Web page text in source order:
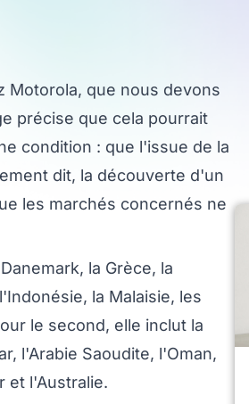
Motorola, que nous devons
précise que cela pourrait
condition : que l'issue de la
dit, la découverte d'un
les marchés concernés ne
la Grèce, la
la Malaisie, les
le second, elle inclut la
l'Arabie Saoudite, l'Oman,
et l'Australie.